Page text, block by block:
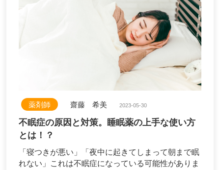
薬剤師 齋藤 希美 2023-05-30
不眠症の原因と対策。睡眠薬の上手な使い方
とは！？
「寝つきが悪い」「夜中に起きてしまって朝まで眠
れない」これは不眠症になっている可能性がありま